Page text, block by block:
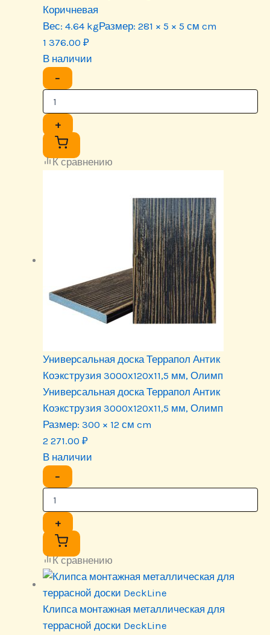
Коричневая
Вес: 4.64 kgРазмер: 281 × 5 × 5 см cm
1 376.00 ₽
В наличии
−
+
К сравнению
Универсальная доска Террапол Антик
Коэкструзия 3000х120х11,5 мм, Олимп
Универсальная доска Террапол Антик
Коэкструзия 3000х120х11,5 мм, Олимп
Размер: 300 × 12 см cm
2 271.00 ₽
В наличии
−
+
К сравнению
Клипса монтажная металлическая для
террасной доски DeckLine